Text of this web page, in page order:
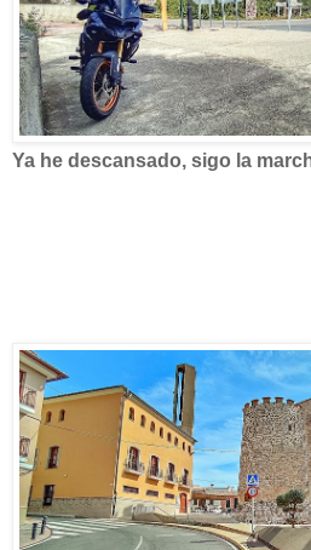
Ya he descansado, sigo la